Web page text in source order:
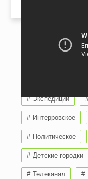
Экспедиции
Интерровское
Политическое
Детские городки
Телеканал